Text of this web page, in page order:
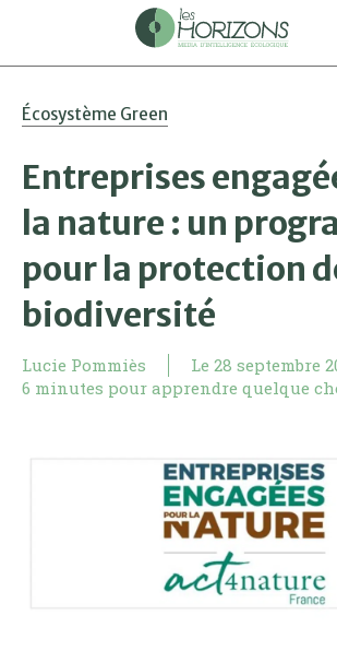
Écosystème Green
Entreprises
la nature : un
pour la protection
biodiversité
Lucie Pommiès Le 28 septembre
6 minutes pour apprendre quelque